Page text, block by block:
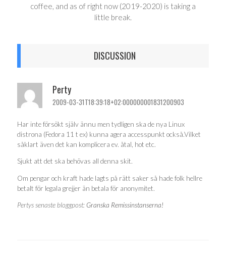
coffee, and as of right now (2019-2020) is taking a
little break.
DISCUSSION
Perty
2009-03-31T18:39:18+02:000000001831200903
Har inte försökt själv ännu men tydligen ska de nya Linux
distrona (Fedora 11 t ex) kunna agera accesspunkt också.Vilket
såklart även det kan komplicera ev. åtal, hot etc.
Sjukt att det ska behövas all denna skit.
Om pengar och kraft hade lagts på rätt saker så hade folk hellre
betalt för legala grejjer än betala för anonymitet.
Pertys senaste bloggpost: Granska Remissinstanserna!